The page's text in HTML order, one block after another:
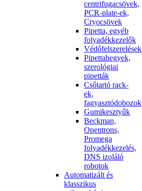
centrifugacsövek,
PCR-plate-ek,
Cryocsövek
Pipetta, egyéb
folyadékkezelők
Védőfelszerelések
Pipettahegyek,
szerológiai
pipetták
Csőtartó rack-
ek,
fagyasztódobozok
Gumikesztyűk
Beckman,
Opentrons,
Promega
folyadékkezelés,
DNS izoláló
robotok
Automatizált és
klasszikus